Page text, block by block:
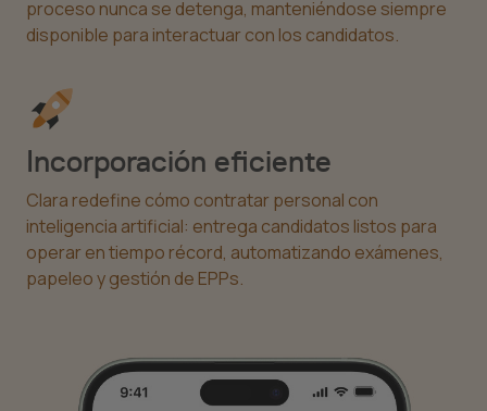
proceso nunca se detenga, manteniéndose siempre
disponible para interactuar con los candidatos.
Incorporación eficiente
Clara redefine cómo contratar personal con
inteligencia artificial: entrega candidatos listos para
operar en tiempo récord, automatizando exámenes,
papeleo y gestión de EPPs.